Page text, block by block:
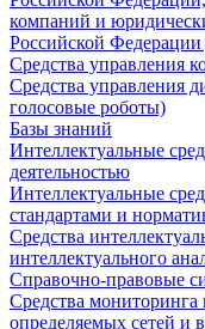
компаний и
Российской Федерации
Средства управления
Средства управления
голосовые роботы)
Базы знаний
Интеллектуальные
деятельностью
Интеллектуальные
стандартами и
Средства
интеллектуального
Справочно-правовые
Средства
определяемых сетей и